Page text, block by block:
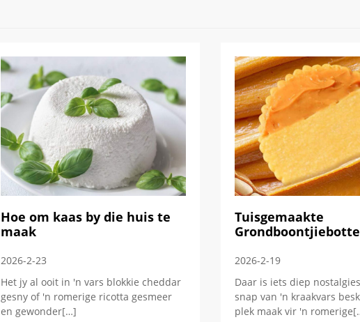
Hoe om kaas by die huis te
maak
2026-2-23
Het jy al ooit in 'n vars blokkie cheddar
gesny of 'n romerige ricotta gesmeer
en gewonder[…]
Tuisgemaakte
2026-2-19
Daar is iets diep
snap van 'n kraakvars
plek maak vir 'n